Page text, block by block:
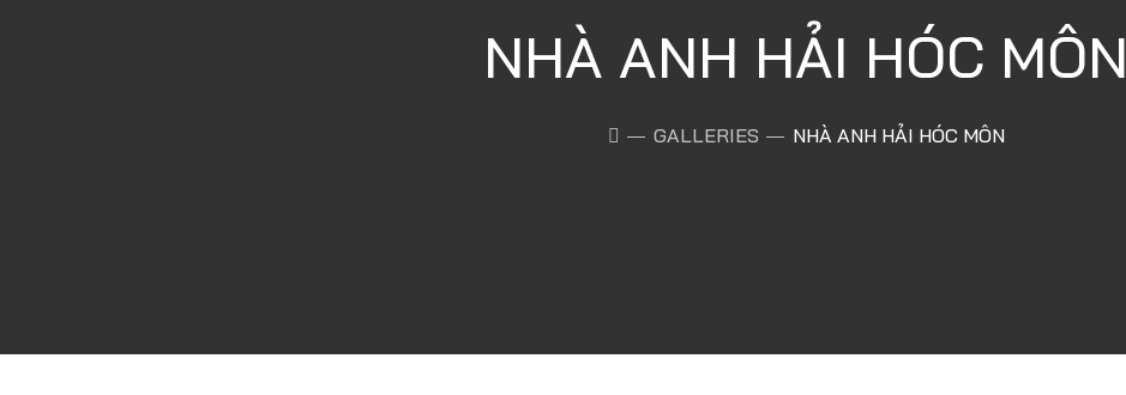
NHÀ ANH HẢI HÓC MÔN
GALLERIES NHÀ ANH HẢI HÓC MÔN